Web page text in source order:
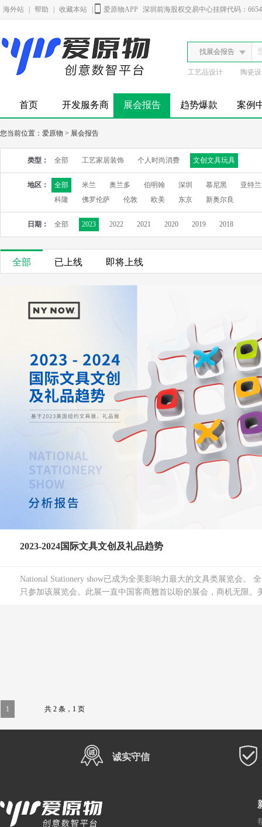
海外站 帮助 收藏本站 爱原物APP 深圳前海股权交易中心挂牌代码：
找展会报告
工艺品设计 陶瓷
首页 开发服务商 展会报告 趋势爆款 案例
您当前位置： 爱原物 > 展会报告
类型： 全部 工艺家居装饰 个人时尚消费 文创文具玩具
地区： 全部 米兰 奥兰多 伯明翰 深圳 慕尼黑
亚特
科隆
佛罗伦萨 伦敦 欧美 东京 新奥尔良
日期： 全部 2023 2022 2021 2020 2019 2018
全部 已上线 即将上线
2023-2024国际文具文创及礼品趋势
National Stationery show已成为全美影响力最大的文具类展览会。
只参加该展览会。此展一直中国客商翘首以盼的展会，商机无限。
1 共 2 条，1 页
诚实守信